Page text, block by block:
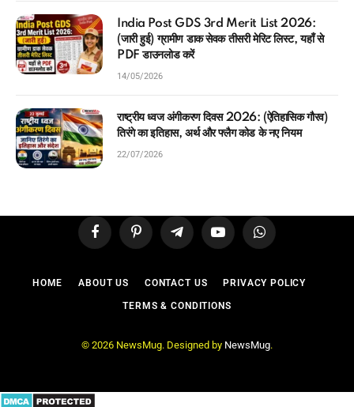
India Post GDS 3rd Merit List 2026:
(जारी हुई) ग्रामीण डाक सेवक तीसरी मेरिट लिस्ट, यहाँ से
PDF डाउनलोड करें
14/05/2026
राष्ट्रीय ध्वज अंगीकरण दिवस 2026: (ऐतिहासिक गौरव)
तिरंगे का इतिहास, अर्थ और फ्लैग कोड के नए नियम
22/07/2026
FacebookPinterest TelegramYouTubeWhatsApp
HOME ABOUT US CONTACT US PRIVACY POLICY
TERMS & CONDITIONS
© 2026 NewsMug. Designed by NewsMug.